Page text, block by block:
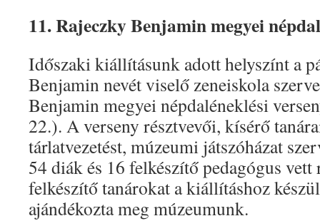
11. Rajeczky Benjamin megyei
Időszaki kiállításunk adott helyszínt a
Benjamin nevét viselő zeneiskola
Benjamin megyei népdaléneklési
22.). A verseny résztvevői, kísérő
tárlatvezetést, múzeumi játszóházat
54 diák és 16 felkészítő pedagógus vett
felkészítő tanárokat a kiállításhoz
ajándékozta meg múzeumunk.